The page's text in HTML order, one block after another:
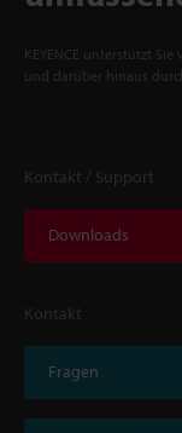
KEYENCE unterstützt
und darüber hinaus
Kontakt / Support
Downloads
Kontakt
Fragen